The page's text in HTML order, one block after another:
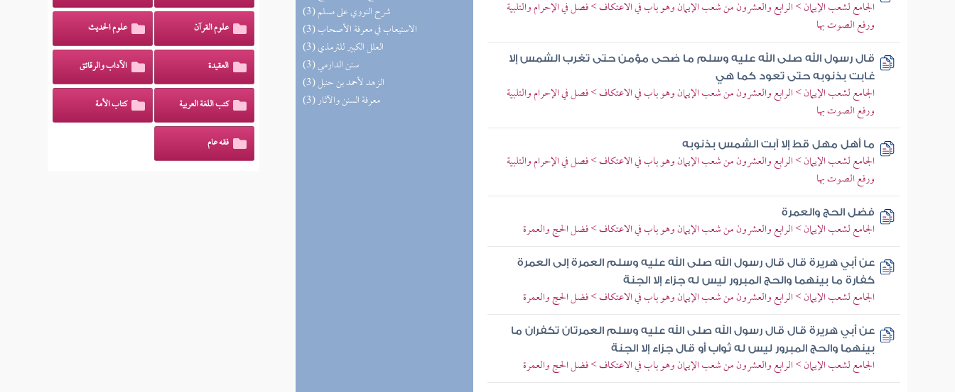
(3) شرح النووي على مسلم
(3) الاستيعاب في معرفة الأصحاب
(3) العلل الكبير للترمذي
(3) سنن الدارمي
(3) الزهد لأحمد بن حنبل
(3) معرفة السنن والآثار
الجامع لشعب الإيمان > الرابع والعشرون من شعب الإيمان وهو باب في الاعتكاف > فصل في الإحرام والتلبية
ورفع الصوت بها
قال رسول الله صلى الله عليه وسلم ما ضحى مؤمن حتى تغرب الشمس إلا
غابت بذنوبه حتى تعود كما هي
الجامع لشعب الإيمان > الرابع والعشرون من شعب الإيمان وهو باب في الاعتكاف > فصل في الإحرام والتلبية
ورفع الصوت بها
ما أهل مهل قط إلا آبت الشمس بذنوبه
الجامع لشعب الإيمان > الرابع والعشرون من شعب الإيمان وهو باب في الاعتكاف > فصل في الإحرام والتلبية
ورفع الصوت بها
فضل الحج والعمرة
الجامع لشعب الإيمان > الرابع والعشرون من شعب الإيمان وهو باب في الاعتكاف > فضل الحج والعمرة
عن أبي هريرة قال قال رسول الله صلى الله عليه وسلم العمرة إلى العمرة
كفارة ما بينهما والحج المبرور ليس له جزاء إلا الجنة
الجامع لشعب الإيمان > الرابع والعشرون من شعب الإيمان وهو باب في الاعتكاف > فضل الحج والعمرة
عن أبي هريرة قال قال رسول الله صلى الله عليه وسلم العمرتان تكفران ما
بينهما والحج المبرور ليس له ثواب أو قال جزاء إلا الجنة
الجامع لشعب الإيمان > الرابع والعشرون من شعب الإيمان وهو باب في الاعتكاف > فضل الحج والعمرة
علوم القرآن علوم الحديث
العقيدة الآداب والرقائق
كتب اللغة العربية كتاب الأمة
فقه عام